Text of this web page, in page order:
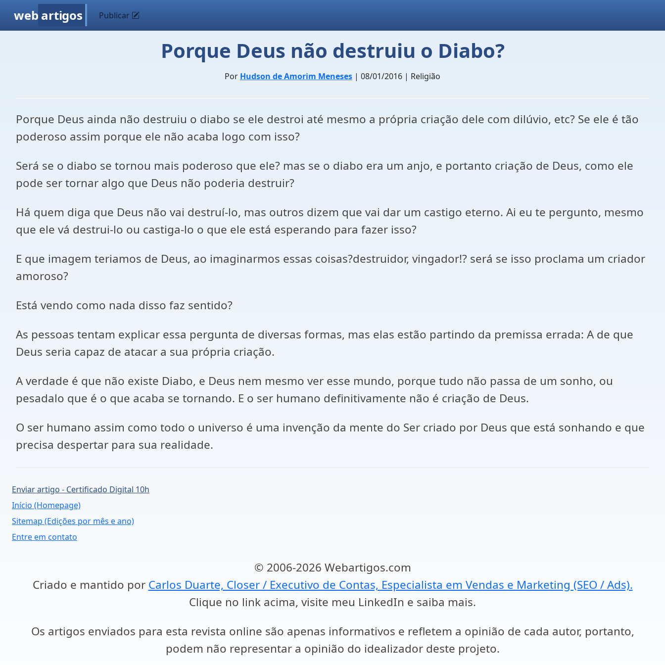
web artigos Publicar
Porque Deus não destruiu o Diabo?
Por Hudson de Amorim Meneses | 08/01/2016 | Religião
Porque Deus ainda não destruiu o diabo se ele destroi até mesmo a própria criação dele com dilúvio, etc? Se ele é tão
poderoso assim porque ele não acaba logo com isso?
Será se o diabo se tornou mais poderoso que ele? mas se o diabo era um anjo, e portanto criação de Deus, como ele
pode ser tornar algo que Deus não poderia destruir?
Há quem diga que Deus não vai destruí-lo, mas outros dizem que vai dar um castigo eterno. Ai eu te pergunto, mesmo
que ele vá destrui-lo ou castiga-lo o que ele está esperando para fazer isso?
E que imagem teriamos de Deus, ao imaginarmos essas coisas?destruidor, vingador!? será se isso proclama um criador
amoroso?
Está vendo como nada disso faz sentido?
As pessoas tentam explicar essa pergunta de diversas formas, mas elas estão partindo da premissa errada: A de que
Deus seria capaz de atacar a sua própria criação.
A verdade é que não existe Diabo, e Deus nem mesmo ver esse mundo, porque tudo não passa de um sonho, ou
pesadalo que é o que acaba se tornando. E o ser humano definitivamente não é criação de Deus.
O ser humano assim como todo o universo é uma invenção da mente do Ser criado por Deus que está sonhando e que
precisa despertar para sua realidade.
Enviar artigo - Certificado Digital 10h
Início (Homepage)
Sitemap (Edições por mês e ano)
Entre em contato
© 2006-2026 Webartigos.com
Criado e mantido por Carlos Duarte, Closer / Executivo de Contas, Especialista em Vendas e Marketing (SEO / Ads).
Clique no link acima, visite meu LinkedIn e saiba mais.
Os artigos enviados para esta revista online são apenas informativos e refletem a opinião de cada autor, portanto,
podem não representar a opinião do idealizador deste projeto.